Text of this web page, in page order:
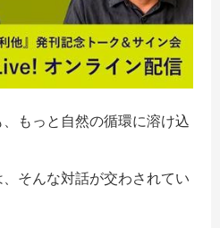
もっと自然の循環に溶け込
そんな対話が交わされてい